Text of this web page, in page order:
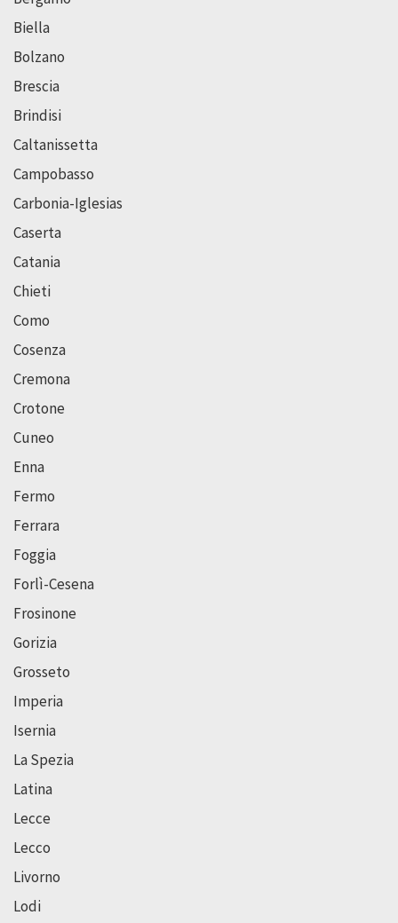
Biella
Bolzano
Brescia
Brindisi
Caltanissetta
Campobasso
Carbonia-Iglesias
Caserta
Catania
Chieti
Como
Cosenza
Cremona
Crotone
Cuneo
Enna
Fermo
Ferrara
Foggia
Forlì-Cesena
Frosinone
Gorizia
Grosseto
Imperia
Isernia
La Spezia
Latina
Lecce
Lecco
Livorno
Lodi